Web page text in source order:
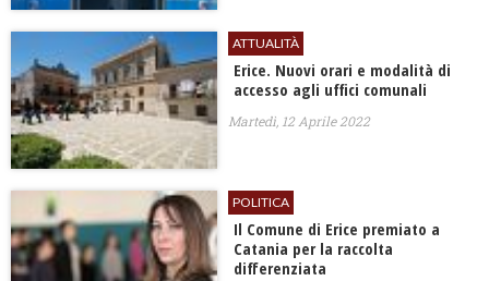
ATTUALITÀ
Erice. Nuovi orari e modalità di
accesso agli uffici comunali
Martedì, 12 Aprile 2022
POLITICA
Il Comune di Erice premiato a
Catania per la raccolta
differenziata